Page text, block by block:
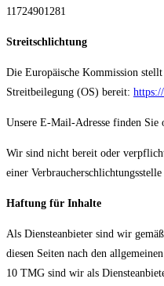
11724901281
Streitschlichtung
Die Europäische Kommission
Streitbeilegung (OS) bereit:
Unsere E-Mail-Adresse finden Sie
Wir sind nicht bereit oder
einer
Haftung für Inhalte
Als Diensteanbieter sind wir
diesen Seiten nach den
10 TMG sind wir als